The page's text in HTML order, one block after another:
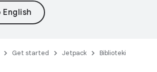
Get started Jetpack Biblioteki